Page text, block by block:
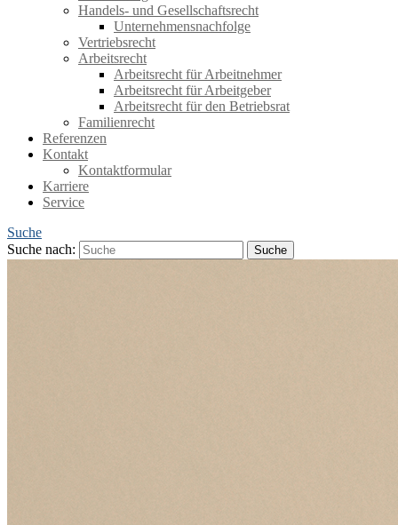
Handels- und Gesellschaftsrecht
Unternehmensnachfolge
Vertriebsrecht
Arbeitsrecht
Arbeitsrecht für Arbeitnehmer
Arbeitsrecht für Arbeitgeber
Arbeitsrecht für den Betriebsrat
Familienrecht
Referenzen
Kontakt
Kontaktformular
Karriere
Service
Suche
Suche nach: